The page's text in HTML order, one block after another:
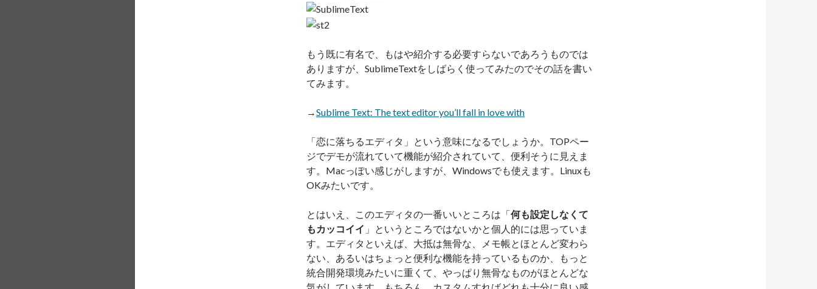
もう既に有名で、もはや紹介する必要すらないであろうものでは
ありますが、SublimeTextをしばらく使ってみたのでその話を書い
てみます。
→Sublime Text: The text editor you’ll fall in love with
「恋に落ちるエディタ」という意味になるでしょうか。TOPペー
ジでデモが流れていて機能が紹介されていて、便利そうに見えま
す。Macっぽい感じがしますが、Windowsでも使えます。Linuxも
OKみたいです。
とはいえ、このエディタの一番いいところは「何も設定しなくて
もカッコイイ 」というところではないかと個人的には思っていま
す。エディタといえば、大抵は無骨な、メモ帳とほとんど変わら
ない、あるいはちょっと便利な機能を持っているものか、もっと
統合開発環境みたいに重くて、やっぱり無骨なものがほとんどな